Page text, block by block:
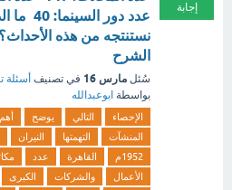
إجابة
عدد دور
نستنتجه من هذه
الشرح
سُئل مارس 16 في تصنيف أسئلة
بواسطة ابوعبدالله
الإحصاء التالي يوضح
أهم
المنشآت
التهمتها النيران
1952م
القاهرة عدد
الأعمال
والشركات الكبرى